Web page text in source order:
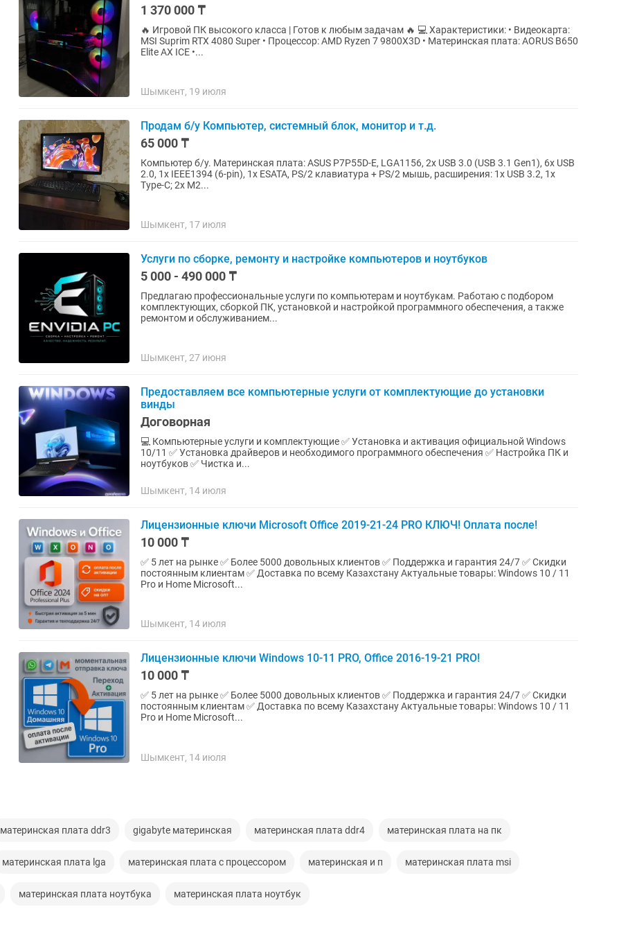
1 370 000 ₸
🔥 Игровой ПК высокого класса | Готов к любым задачам 🔥 💻 Характеристики: • Видеокарта:
MSI Suprim RTX 4080 Super • Процессор: AMD Ryzen 7 9800X3D • Материнская плата: AORUS B650
Elite AX ICE •...
Шымкент, 19 июля
Продам б/у Компьютер, системный блок, монитор и т.д.
65 000 ₸
Компьютер б/у. Материнская плата: ASUS P7P55D-E, LGA1156, 2x USB 3.0 (USB 3.1 Gen1), 6x USB
2.0, 1x IEEE1394 (6-pin), 1x ESATA, PS/2 клавиатура + PS/2 мышь, расширения: 1x USB 3.2, 1х
Type-C; 2х M2...
Шымкент, 17 июля
Услуги по сборке, ремонту и настройке компьютеров и ноутбуков
5 000 - 490 000 ₸
Предлагаю профессиональные услуги по компьютерам и ноутбукам. Работаю с подбором
комплектующих, сборкой ПК, установкой и настройкой программного обеспечения, а также
ремонтом и обслуживанием...
Шымкент, 27 июня
Предоставляем все компьютерные услуги от комплектующие до установки
винды
Договорная
💻 Компьютерные услуги и комплектующие ✅ Установка и активация официальной Windows
10/11 ✅ Установка драйверов и необходимого программного обеспечения ✅ Настройка ПК и
ноутбуков ✅ Чистка и...
Шымкент, 14 июля
Лицензионные ключи Microsoft Office 2019-21-24 PRO КЛЮЧ! Оплата после!
10 000 ₸
✅ 5 лет на рынке ✅ Более 5000 довольных клиентов ✅ Поддержка и гарантия 24/7 ✅ Скидки
постоянным клиентам ✅ Доставка по всему Казахстану Актуальные товары: Windows 10 / 11
Pro и Home Microsoft...
Шымкент, 14 июля
Лицензионные ключи Windows 10-11 PRO, Office 2016-19-21 PRO!
10 000 ₸
✅ 5 лет на рынке ✅ Более 5000 довольных клиентов ✅ Поддержка и гарантия 24/7 ✅ Скидки
постоянным клиентам ✅ Доставка по всему Казахстану Актуальные товары: Windows 10 / 11
Pro и Home Microsoft...
Шымкент, 14 июля
материнская плата ddr3 gigabyte материнская материнская плата ddr4 материнская плата на пк
материнская плата lga материнская плата с процессором материнская и п материнская плата msi
материнская плата ноутбука материнская плата ноутбук